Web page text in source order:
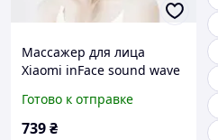
Массажер для лица
Xiaomi inFace sound wave
Готово к отправке
739₴